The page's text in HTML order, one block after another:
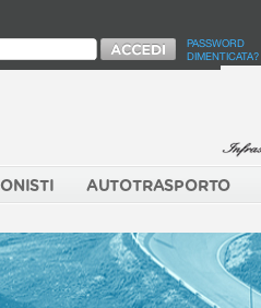
PASSWORD
DIMENTICATA?
AUTOTRASPORTO